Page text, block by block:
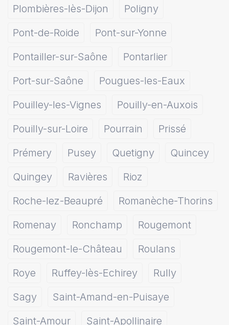
Plombières-lès-Dijon
Poligny
Pont-de-Roide
Pont-sur-Yonne
Pontailler-sur-Saône
Pontarlier
Port-sur-Saône
Pougues-les-Eaux
Pouilley-les-Vignes
Pouilly-en-Auxois
Pouilly-sur-Loire
Pourrain
Prissé
Prémery
Pusey Quetigny
Quincey
Quingey
Ravières
Rioz
Roche-lez-Beaupré
Romanèche-Thorins
Romenay
Ronchamp
Rougemont
Rougemont-le-Château
Roulans
Roye
Ruffey-lès-Echirey
Rully
Sagy
Saint-Amand-en-Puisaye
Saint-Amour
Saint-Apollinaire